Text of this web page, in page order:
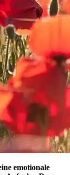
emotionale